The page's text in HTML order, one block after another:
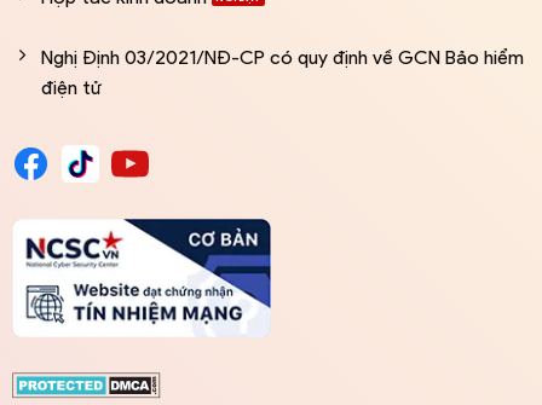
Nghị Định 03/2021/NĐ-CP có quy định về GCN Bảo hiểm
điện tử